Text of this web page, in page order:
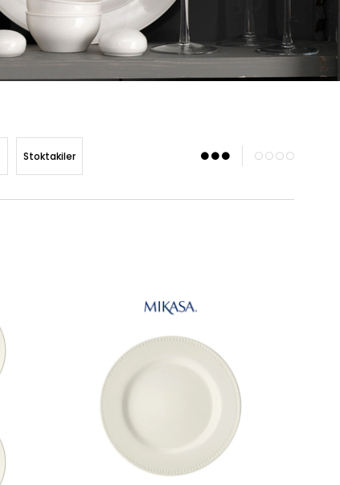
Stoktakiler